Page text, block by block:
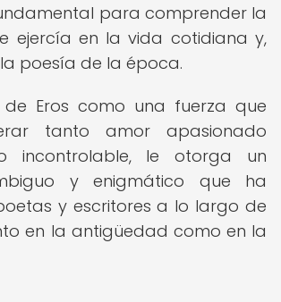
para comprender la
ejercía en la vida cotidiana y,
poesía de la época.
Eros como una fuerza que
tanto amor apasionado
incontrolable, le otorga un
y enigmático que ha
y escritores a lo largo de
en la antigüedad como en la